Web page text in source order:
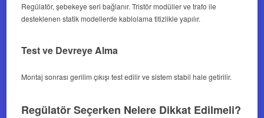
Regülatör, şebekeye seri bağlanır. Tristör modüller ve trafo ile
desteklenen statik modellerde kablolama titizlikle yapılır.
Test ve Devreye Alma
Montaj sonrası gerilim çıkışı test edilir ve sistem stabil hale getirilir.
Regülatör Seçerken Nelere Dikkat Edilmeli?